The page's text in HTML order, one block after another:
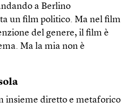
a Berlino
un film politico. Ma nel film
del genere, il film è
Ma la mia non è
insieme diretto e metaforico